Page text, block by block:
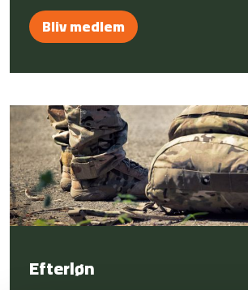
Bliv medlem
Efterløn